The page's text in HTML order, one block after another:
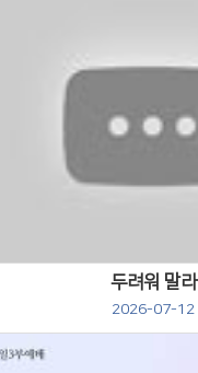
두려워 말라
2026-07-12